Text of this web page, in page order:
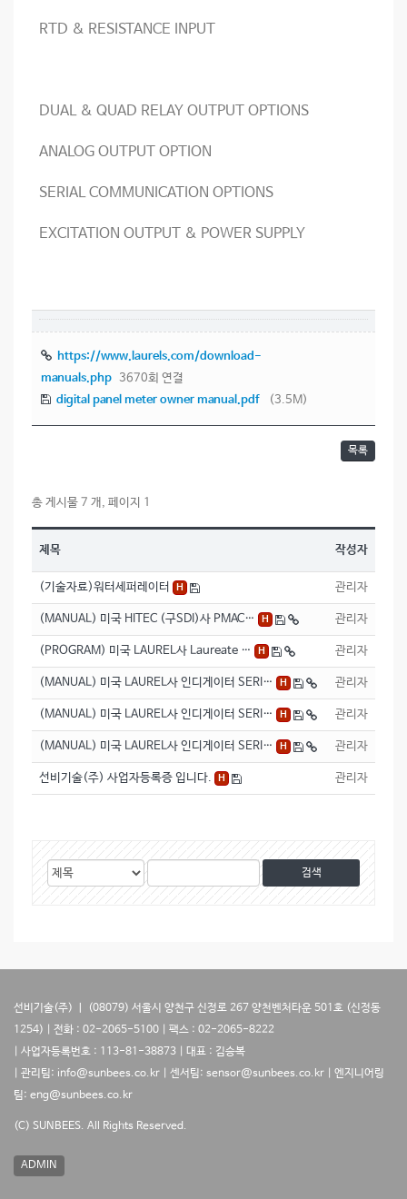
RTD & RESISTANCE INPUT
DUAL & QUAD RELAY OUTPUT OPTIONS
ANALOG OUTPUT OPTION
SERIAL COMMUNICATION OPTIONS
EXCITATION OUTPUT & POWER SUPPLY
https://www.laurels.com/download-
manuals.php 3670회 연결
digital panel meter owner manual.pdf(3.5M)
목록
총 게시물 7 개, 페이지 1
제목 작성자
(기술자료)워터세퍼레이터 H 관리자
(MANUAL) 미국 HITEC (구SDI)사 PMAC… H 관리자
(PROGRAM) 미국 LAUREL사 Laureate … H 관리자
(MANUAL) 미국 LAUREL사 인디게이터 SERI… H 관리자
(MANUAL) 미국 LAUREL사 인디게이터 SERI… H 관리자
(MANUAL) 미국 LAUREL사 인디게이터 SERI… H 관리자
선비기술(주) 사업자등록증 입니다. H 관리자
게
시
검
색
색
선비기술(주) ㅣ (08079) 서울시 양천구 신정로 267 양천벤처타운 501호 (신정동
1254) | 전화 : 02-2065-5100 | 팩스 : 02-2065-8222
| 사업자등록번호 : 113-81-38873 | 대표 : 김승복
| 관리팀: info@sunbees.co.kr | 센서팀: sensor@sunbees.co.kr | 엔지니어링
팀: eng@sunbees.co.kr
(C) SUNBEES. All Rights Reserved.
ADMIN